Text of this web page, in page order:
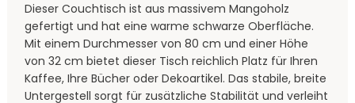
Dieser Couchtisch ist aus massivem Mangoholz
gefertigt und hat eine warme schwarze Oberfläche.
Mit einem Durchmesser von 80 cm und einer Höhe
von 32 cm bietet dieser Tisch reichlich Platz für Ihren
Kaffee, Ihre Bücher oder Dekoartikel. Das stabile, breite
Untergestell sorgt für zusätzliche Stabilität und verleiht